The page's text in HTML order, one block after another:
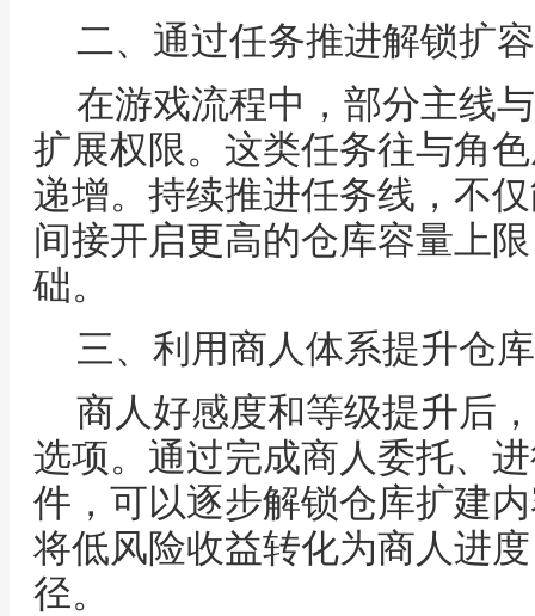
二、通过任务推进解锁扩
在游戏流程中，部分主线
扩展权限。这类任务往与角
递增。持续推进任务线，不
间接开启更高的仓库容量上
础。
三、利用商人体系提升仓
商人好感度和等级提升后
选项。通过完成商人委托、
件，可以逐步解锁仓库扩建
将低风险收益转化为商人进
径。